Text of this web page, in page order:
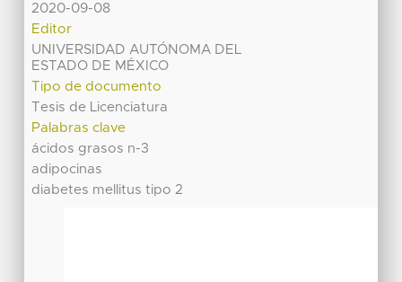
2020-09-08
Editor
UNIVERSIDAD AUTÓNOMA DEL
ESTADO DE MÉXICO
Tipo de documento
Tesis de Licenciatura
Palabras clave
ácidos grasos n-3
adipocinas
diabetes mellitus tipo 2